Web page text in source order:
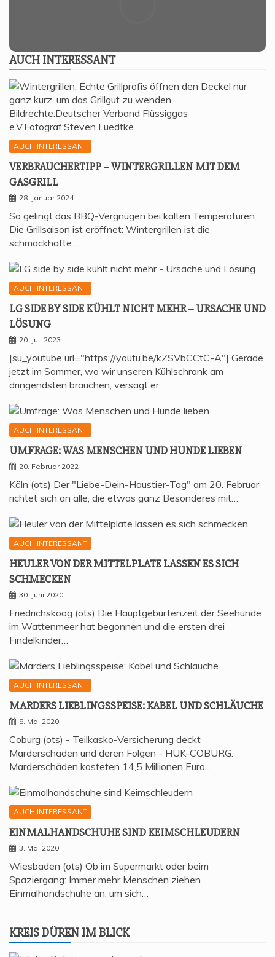
AUCH INTER­ES­SANT
AUCH INTERESSANT
VER­BRAU­CHER­TIPP – WIN­TER­GRIL­LEN MIT DEM
GASGRILL
28. Januar 2024
So gelingt das BBQ-Vergnügen bei kalten Temperaturen
Die Grillsaison ist eröffnet: Wintergrillen ist die
schmackhafte…
AUCH INTERESSANT
LG SIDE BY SIDE KÜHLT NICHT MEHR – URSA­CHE UND
LÖSUNG
20. Juli 2023
[su_youtube url="https://youtu.be/kZSVbCCtC-A"] Gerade
jetzt im Sommer, wo wir unseren Kühlschrank am
dringendsten brauchen, versagt er…
AUCH INTERESSANT
UMFRA­GE: WAS MEN­SCHEN UND HUN­DE LIEBEN
20. Februar 2022
Köln (ots) Der "Liebe-Dein-Haustier-Tag" am 20. Februar
richtet sich an alle, die etwas ganz Besonderes mit…
AUCH INTERESSANT
HEU­LER VON DER MIT­TEL­P­LA­TE LAS­SEN ES SICH
SCHMECKEN
30. Juni 2020
Friedrichskoog (ots) Die Hauptgeburtenzeit der Seehunde
im Wattenmeer hat begonnen und die ersten drei
Findelkinder…
AUCH INTERESSANT
MAR­DERS LIEB­LINGS­SPEI­SE: KABEL UND SCHLÄUCHE
8. Mai 2020
Coburg (ots) - Teilkasko-Versicherung deckt
Marderschäden und deren Folgen - HUK-COBURG:
Marderschäden kosteten 14,5 Millionen Euro…
AUCH INTERESSANT
EIN­MAL­HAND­SCHU­HE SIND KEIMSCHLEUDERN
3. Mai 2020
Wiesbaden (ots) Ob im Supermarkt oder beim
Spaziergang: Immer mehr Menschen ziehen
Einmalhandschuhe an, um sich…
KREIS DÜREN IM BLICK